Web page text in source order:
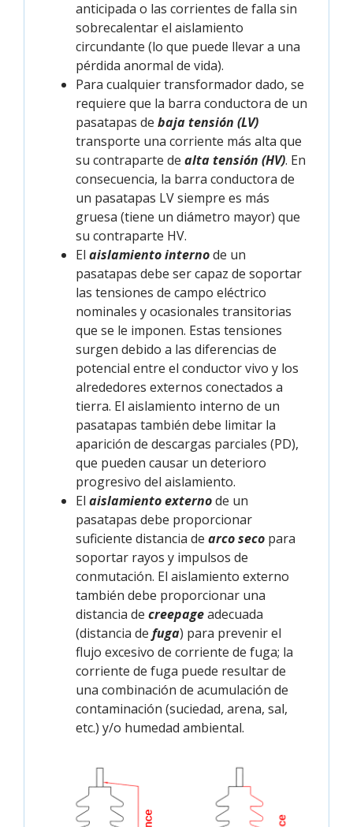
anticipada o las corrientes de falla sin
sobrecalentar el aislamiento
circundante (lo que puede llevar a una
pérdida anormal de vida).
Para cualquier transformador dado, se
requiere que la barra conductora de un
pasatapas de baja tensión (LV)
transporte una corriente más alta que
su contraparte de alta tensión (HV). En
consecuencia, la barra conductora de
un pasatapas LV siempre es más
gruesa (tiene un diámetro mayor) que
su contraparte HV.
El aislamiento internode un
pasatapas debe ser capaz de soportar
las tensiones de campo eléctrico
nominales y ocasionales transitorias
que se le imponen. Estas tensiones
surgen debido a las diferencias de
potencial entre el conductor vivo y los
alrededores externos conectados a
tierra. El aislamiento interno de un
pasatapas también debe limitar la
aparición de descargas parciales (PD),
que pueden causar un deterioro
progresivo del aislamiento.
El aislamiento externode un
pasatapas debe proporcionar
suficiente distancia de arco seco para
soportar rayos y impulsos de
conmutación. El aislamiento externo
también debe proporcionar una
distancia de creepageadecuada
(distancia de fuga) para prevenir el
flujo excesivo de corriente de fuga; la
corriente de fuga puede resultar de
una combinación de acumulación de
contaminación (suciedad, arena, sal,
etc.) y/o humedad ambiental.